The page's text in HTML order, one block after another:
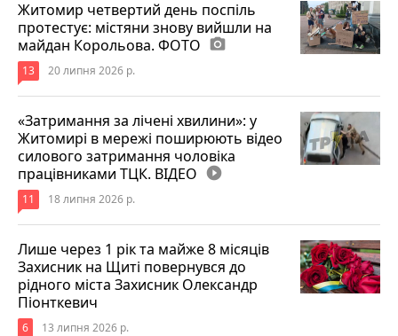
Житомир четвертий день поспіль
протестує: містяни знову вийшли на
майдан Корольова. ФОТО photo_camera
13 20 липня 2026 р.
«Затримання за лічені хвилини»: у
Житомирі в мережі поширюють відео
силового затримання чоловіка
працівниками ТЦК. ВІДЕО play_circle_filled
11 18 липня 2026 р.
Лише через 1 рік та майже 8 місяців
Захисник на Щиті повернувся до
рідного міста Захисник Олександр
Піонткевич
6 13 липня 2026 р.